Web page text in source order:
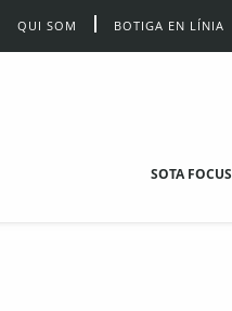
QUI SOM BOTIGA EN LÍNIA
SOTA FOCUS